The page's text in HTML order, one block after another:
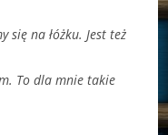
się na łóżku. Jest też
To dla mnie takie